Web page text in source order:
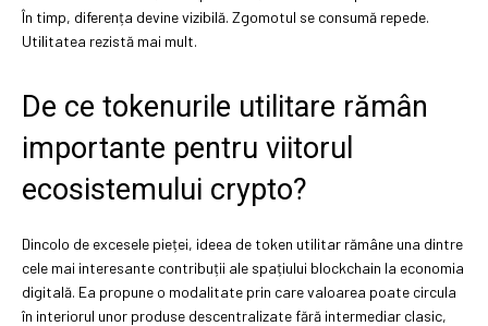
În timp, diferența devine vizibilă. Zgomotul se consumă repede.
Utilitatea rezistă mai mult.
De ce tokenurile utilitare rămân
importante pentru viitorul
ecosistemului crypto?
Dincolo de excesele pieței, ideea de token utilitar rămâne una dintre
cele mai interesante contribuții ale spațiului blockchain la economia
digitală. Ea propune o modalitate prin care valoarea poate circula
în interiorul unor produse descentralizate fără intermediar clasic,